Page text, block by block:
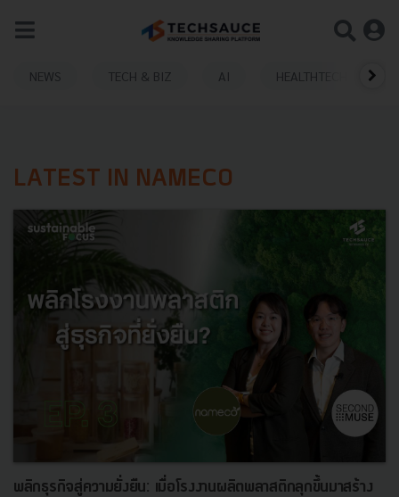
NEWS TECH & BIZ AI HEALTHTECH
LATEST IN NAMECO
พลิกธุรกิจสู่ความยั่งยืน: เมื่อโรงงานผลิตพลาสติกลุกขึ้นมาสร้าง